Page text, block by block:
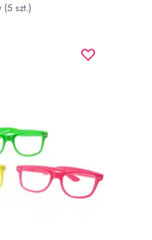
szt.)